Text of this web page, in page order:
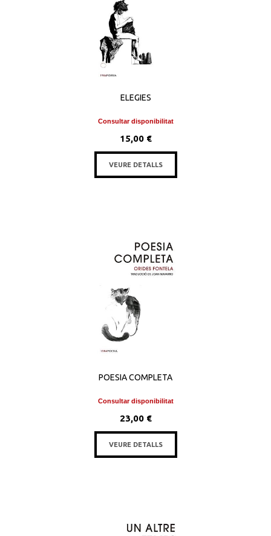
ELEGIES
Consultar disponibilitat
15,00 €
VEURE DETALLS
POESIA COMPLETA
Consultar disponibilitat
23,00 €
VEURE DETALLS